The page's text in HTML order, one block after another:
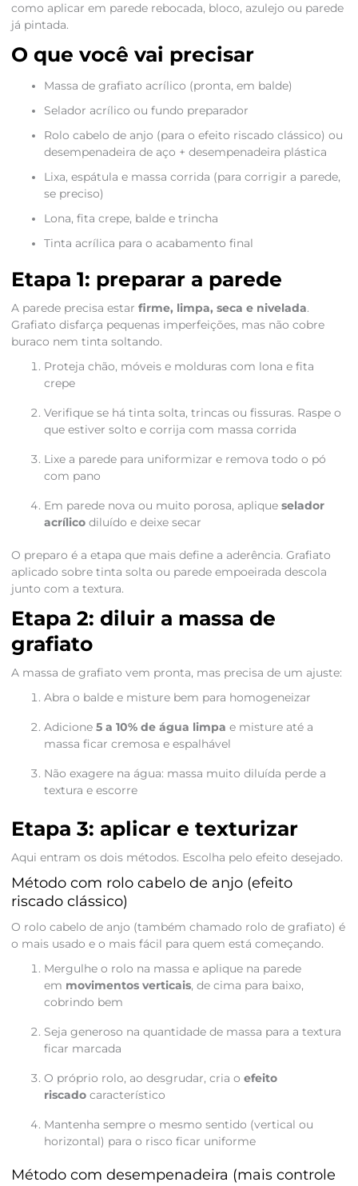
como aplicar em parede rebocada, bloco, azulejo ou parede
já pintada.
O que você vai precisar
Massa de grafiato acrílico (pronta, em balde)
Selador acrílico ou fundo preparador
Rolo cabelo de anjo (para o efeito riscado clássico) ou
desempenadeira de aço + desempenadeira plástica
Lixa, espátula e massa corrida (para corrigir a parede,
se preciso)
Lona, fita crepe, balde e trincha
Tinta acrílica para o acabamento final
Etapa 1: preparar a parede
A parede precisa estar firme, limpa, seca e nivelada.
Grafiato disfarça pequenas imperfeições, mas não cobre
buraco nem tinta soltando.
Proteja chão, móveis e molduras com lona e fita
crepe
Verifique se há tinta solta, trincas ou fissuras. Raspe o
que estiver solto e corrija com massa corrida
Lixe a parede para uniformizar e remova todo o pó
com pano
Em parede nova ou muito porosa, aplique selador
acrílicodiluído e deixe secar
O preparo é a etapa que mais define a aderência. Grafiato
aplicado sobre tinta solta ou parede empoeirada descola
junto com a textura.
Etapa 2: diluir a massa de
grafiato
A massa de grafiato vem pronta, mas precisa de um ajuste:
Abra o balde e misture bem para homogeneizar
Adicione 5 a 10% de água limpa e misture até a
massa ficar cremosa e espalhável
Não exagere na água: massa muito diluída perde a
textura e escorre
Etapa 3: aplicar e texturizar
Aqui entram os dois métodos. Escolha pelo efeito desejado.
Método com rolo cabelo de anjo (efeito
riscado clássico)
O rolo cabelo de anjo (também chamado rolo de grafiato) é
o mais usado e o mais fácil para quem está começando.
Mergulhe o rolo na massa e aplique na parede
em movimentos verticais, de cima para baixo,
cobrindo bem
Seja generoso na quantidade de massa para a textura
ficar marcada
O próprio rolo, ao desgrudar, cria o efeito
riscadocaracterístico
Mantenha sempre o mesmo sentido (vertical ou
horizontal) para o risco ficar uniforme
Método com desempenadeira (mais controle